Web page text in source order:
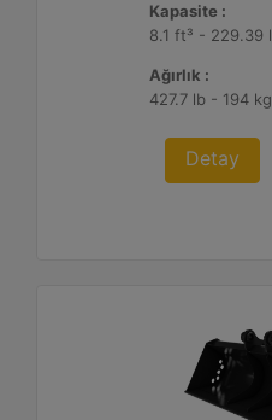
Kapasite :
8.1 ft³ - 229.39 l
Ağırlık :
427.7 lb - 194 kg
Detay